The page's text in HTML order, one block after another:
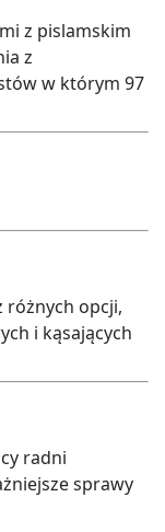
z pislamskim
z
w którym 97
różnych opcji,
i kąsających
radni
sprawy